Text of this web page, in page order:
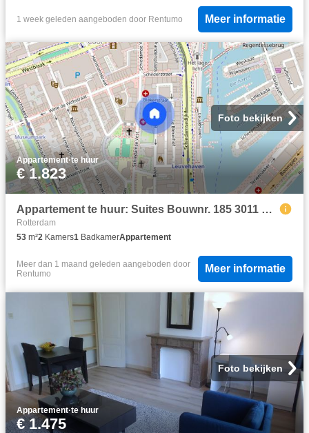
1 week geleden aangeboden door Rentumo Meer informatie
Foto bekijken
Appartement·te huur
€ 1.823
Appartement te huur: Suites Bouwnr. 185 3011 CB Rotterdam
Rotterdam
53 m²2 Kamers1 BadkamerAppartement
Meer dan 1 maand geleden aangeboden door
Rentumo
Meer informatie
Foto bekijken
Appartement·te huur
€ 1.475